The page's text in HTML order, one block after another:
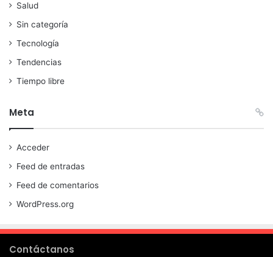
Salud
Sin categoría
Tecnología
Tendencias
Tiempo libre
Meta
Acceder
Feed de entradas
Feed de comentarios
WordPress.org
Contáctanos